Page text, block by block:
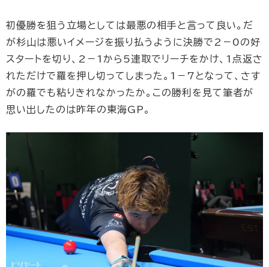
初優勝を狙う立場としては最悪の相手と言って良い。だ
が杉山は悪いイメージを振り払うように決勝で2－0の好
スタートを切り、2－1から5連取でリーチをかけ、1点返さ
れただけで羅を押し切ってしまった。1－7となって、さす
がの羅でも粘りきれなかったか。この勝利を見て筆者が
思い出したのは昨年の東海GP。